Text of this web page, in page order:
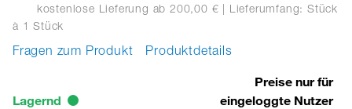
kostenlose Lieferung ab 200,00 € | Lieferumfang: Stück
à 1 Stück
Fragen zum Produkt Produktdetails
Lagernd
Preise nur für
eingeloggte Nutzer